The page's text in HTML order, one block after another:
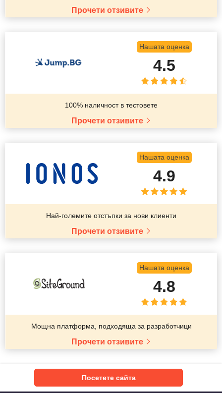
Прочети отзивите
Нашата оценка
4.5
100% наличност в тестовете
Прочети отзивите
Нашата оценка
4.9
Най-големите отстъпки за нови клиенти
Прочети отзивите
Нашата оценка
4.8
Мощна платформа, подходяща за разработчици
Прочети отзивите
Посетете сайта